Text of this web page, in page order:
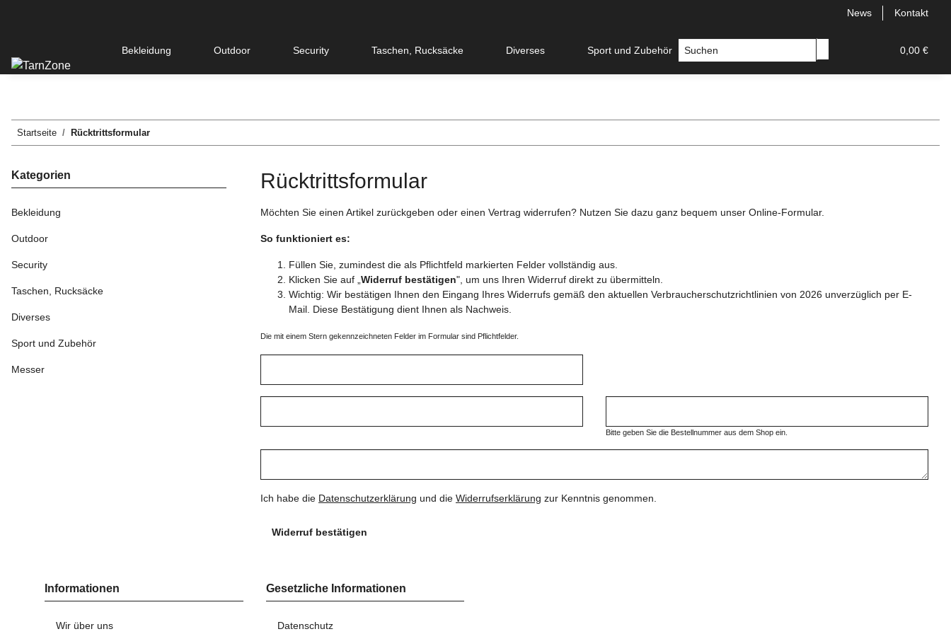
News Kontakt
0,00 €
Bekleidung Outdoor Security Taschen, Rucksäcke Diverses Sport und Zubehör Messer
Startseite Rücktrittsformular
Rücktrittsformular
Möchten Sie einen Artikel zurückgeben oder einen Vertrag widerrufen? Nutzen Sie dazu ganz bequem unser Online-Formular.
So funktioniert es:
Füllen Sie, zumindest die als Pflichtfeld markierten Felder vollständig aus.
Klicken Sie auf „ Widerruf bestätigen", um uns Ihren Widerruf direkt zu übermitteln.
Wichtig: Wir bestätigen Ihnen den Eingang Ihres Widerrufs gemäß den aktuellen Verbraucherschutzrichtlinien von 2026 unverzüglich per E-
Mail. Diese Bestätigung dient Ihnen als Nachweis.
Die mit einem Stern gekennzeichneten Felder im Formular sind Pflichtfelder.
Bitte geben Sie die Bestellnummer aus dem Shop ein.
Ich habe die Datenschutzerklärung und die Widerrufserklärung zur Kenntnis genommen.
Widerruf bestätigen
Kategorien
Bekleidung
Outdoor
Security
Taschen, Rucksäcke
Diverses
Sport und Zubehör
Messer
Informationen
Wir über uns
Gesetzliche Informationen
Datenschutz